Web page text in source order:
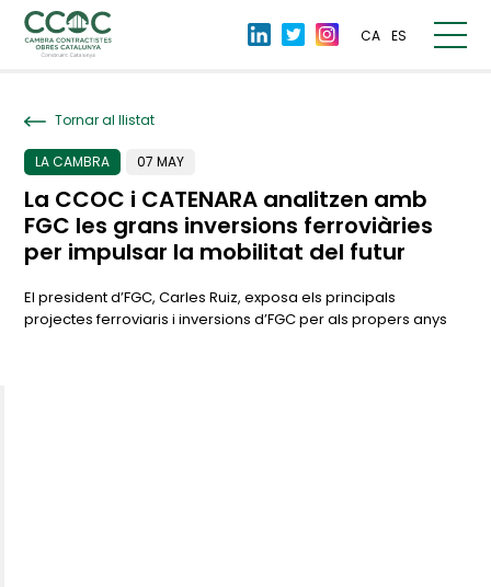
CA ES
Tornar al llistat
LA CAMBRA 07 MAY
La CCOC i CATENARA analitzen amb
FGC les grans inversions ferroviàries
per impulsar la mobilitat del futur
El president d’FGC, Carles Ruiz, exposa els principals
projectes ferroviaris i inversions d’FGC per als propers anys